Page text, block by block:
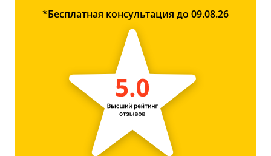
*Бесплатная консультация до 09.08.26